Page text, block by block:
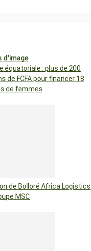
équatoriale : plus de 200
de FCFA pour financer 18
de femmes
de Bolloré Africa Logistics
MSC